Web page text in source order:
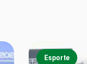
Esporte